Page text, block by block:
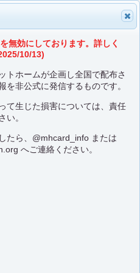
無効にしております。詳しく
10/13)
トホームが企画し全国で配布さ
非公式に発信するものです。
て生じた損害については、責任
い。
たら、 @mhcard_infoまたは
へご連絡ください。